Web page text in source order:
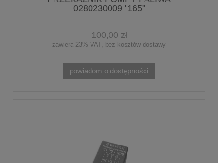
0280230009 "165"
100,00 zł
zawiera 23% VAT, bez kosztów dostawy
powiadom o dostępności